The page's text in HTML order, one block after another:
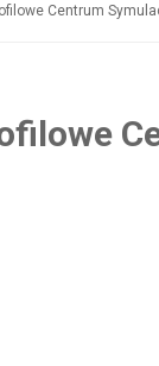
Centrum